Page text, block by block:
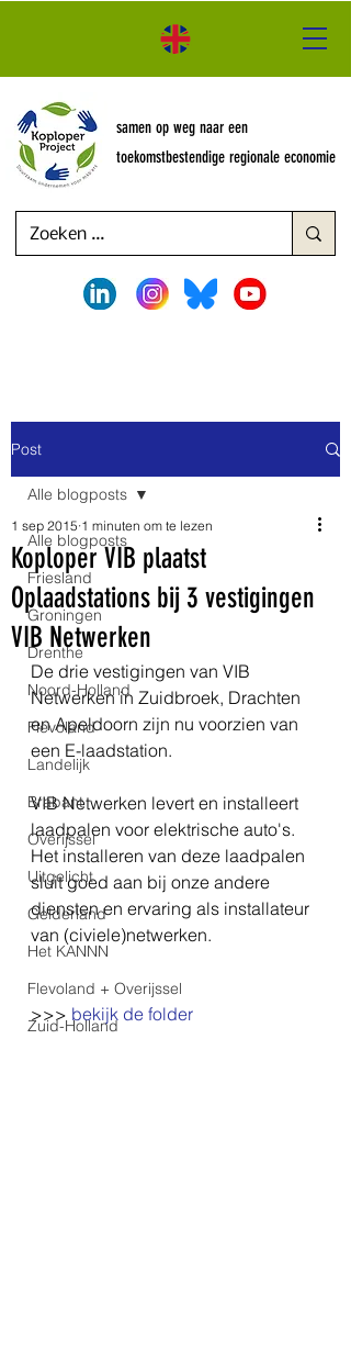
samen op weg naar een
toekomstbestendige regionale economie
Post
Alle blogposts
Friesland
Groningen
Drenthe
Noord-Holland
Flevoland
Landelijk
Brabant
Overijssel
Uitgelicht
Gelderland
Het KANNN
Flevoland + Overijssel
Zuid-Holland
Alle blogposts
Koploper VIB plaatst
Oplaadstations bij 3 vestigingen
VIB Netwerken
1 sep 2015 1 minuten om te lezen
De drie vestigingen van VIB
Netwerken in Zuidbroek, Drachten
en Apeldoorn zijn nu voorzien van
een E-laadstation.
VIB Netwerken levert en installeert
laadpalen voor elektrische auto's.
Het installeren van deze laadpalen
sluit goed aan bij onze andere
diensten en ervaring als installateur
van (civiele)netwerken.
>>> bekijk de folder